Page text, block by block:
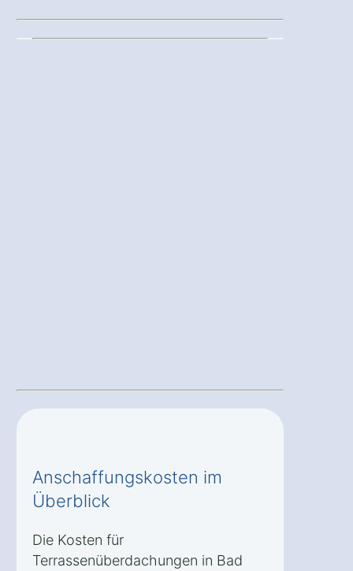
Anschaffungskosten im
Überblick
Die Kosten für
Terrassenüberdachungen in Bad